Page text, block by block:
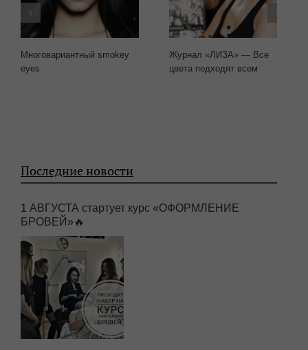
Многовариантный smokey
eyes
Журнал «ЛИЗА» — Все
цвета подходят всем
Последние новости
1 АВГУСТА стартует курс «ОФОРМЛЕНИЕ
БРОВЕЙ»🔥